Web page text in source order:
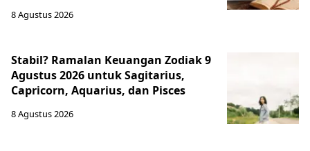
8 Agustus 2026
Stabil? Ramalan Keuangan Zodiak 9
Agustus 2026 untuk Sagitarius,
Capricorn, Aquarius, dan Pisces
8 Agustus 2026